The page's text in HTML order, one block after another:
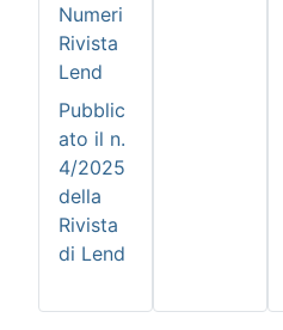
Numeri
Rivista
Lend
Pubblic
ato il n.
4/2025
della
Rivista
di Lend